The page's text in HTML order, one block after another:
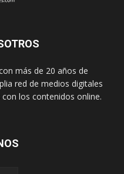
más de 20 años de
red de medios digitales
los contenidos online.